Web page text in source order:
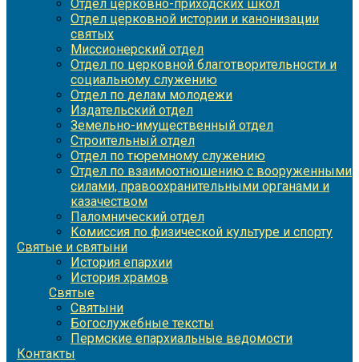
Отдел церковно-приходских школ
Отдел церковной истории и канонизации
святых
Миссионерский отдел
Отдел по церковной благотворительности и
социальному служению
Отдел по делам молодежи
Издательский отдел
Земельно-имущественный отдел
Строительный отдел
Отдел по тюремному служению
Отдел по взаимоотношению с вооруженными
силами, правоохранительными органами и
казачеством
Паломнический отдел
Комиссия по физической культуре и спорту
Святые и святыни
История епархии
История храмов
Святые
Святыни
Богослужебные тексты
Пермские епархиальные ведомости
Контакты